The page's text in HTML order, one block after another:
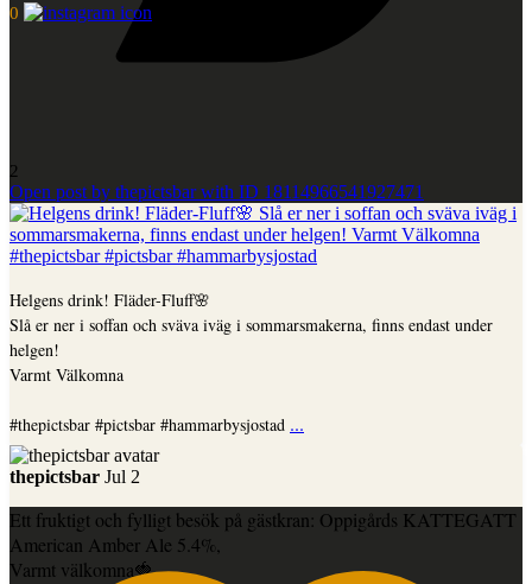
0
2
Open post by thepictsbar with ID 18114966541927471
Helgens drink! Fläder-Fluff🌸
Slå er ner i soffan och sväva iväg i sommarsmakerna, finns endast under
helgen!
Varmt Välkomna
#thepictsbar #pictsbar #hammarbysjostad ...
thepictsbar Jul 2
Ett fruktigt och fylligt besök på gästkran: Oppigårds KATTEGATT
American Amber Ale 5.4%,
Varmt välkomna🍓